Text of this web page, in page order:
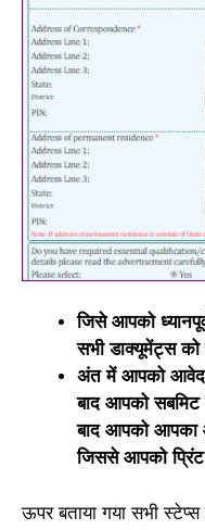
जिसे आपको
सभी डाक्यूमेंट्स
अंत में आपको
बाद आपको
बाद आपको आपका
जिससे आपको प्रिंट
ऊपर बताया गया सभी